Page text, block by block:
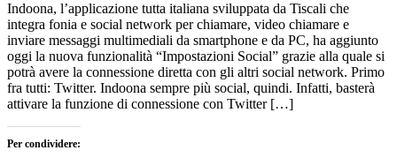
Indoona, l’applicazione tutta italiana sviluppata da Tiscali che
integra fonia e social network per chiamare, video chiamare e
inviare messaggi multimediali da smartphone e da PC, ha aggiunto
oggi la nuova funzionalità “Impostazioni Social” grazie alla quale si
potrà avere la connessione diretta con gli altri social network. Primo
fra tutti: Twitter. Indoona sempre più social, quindi. Infatti, basterà
attivare la funzione di connessione con Twitter […]
Per condividere: